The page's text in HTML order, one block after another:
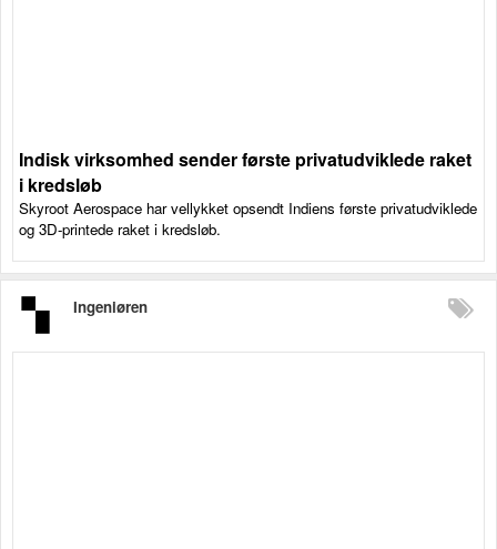
Indisk virksomhed sender første privatudviklede raket
i kredsløb
Skyroot Aerospace har vellykket opsendt Indiens første privatudviklede
og 3D-printede raket i kredsløb.
Ingeniøren